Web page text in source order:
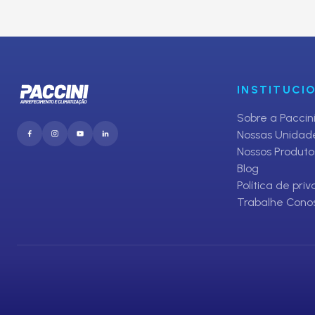
Sobre a
Nossas
Nossos
Blog
Política de
Trabalhe